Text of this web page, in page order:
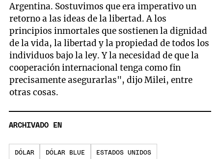
Argentina. Sostuvimos que era imperativo un
retorno a las ideas de la libertad. A los
principios inmortales que sostienen la dignidad
de la vida, la libertad y la propiedad de todos los
individuos bajo la ley. Y la necesidad de que la
cooperación internacional tenga como fin
precisamente asegurarlas", dijo Milei, entre
otras cosas.
ARCHIVADO EN
DÓLAR DÓLAR BLUE ESTADOS UNIDOS